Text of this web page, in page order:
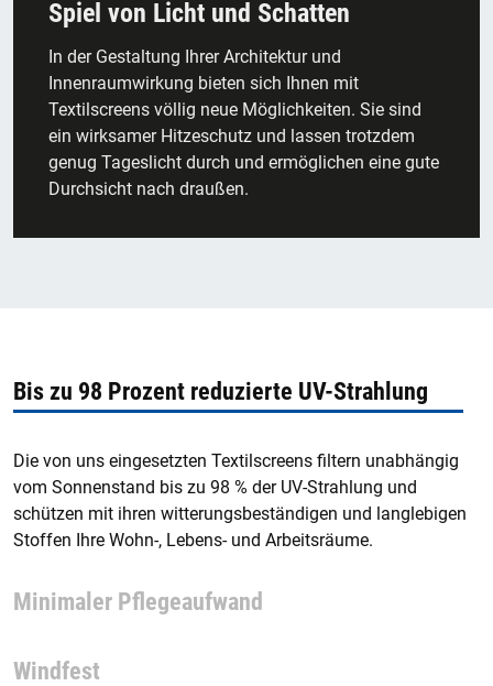
Spiel von Licht und Schatten
In der Gestaltung Ihrer Architektur und
Innenraumwirkung bieten sich Ihnen mit
Textilscreens völlig neue Möglichkeiten. Sie sind
ein wirksamer Hitzeschutz und lassen trotzdem
genug Tageslicht durch und ermöglichen eine gute
Durchsicht nach draußen.
Bis zu 98 Prozent reduzierte UV-Strahlung
Die von uns eingesetzten Textilscreens filtern unabhängig
vom Sonnenstand bis zu 98 % der UV-Strahlung und
schützen mit ihren witterungsbeständigen und langlebigen
Stoffen Ihre Wohn-, Lebens- und Arbeitsräume.
Minimaler Pflegeaufwand
Windfest